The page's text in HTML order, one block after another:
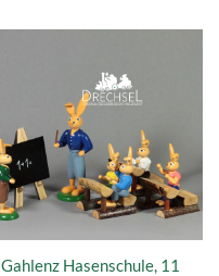
Gahlenz Hasenschule, 11